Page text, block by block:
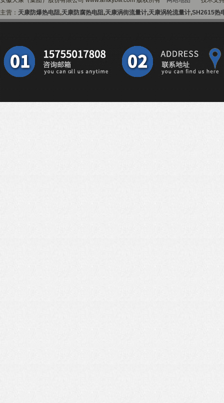
主营： 天康防爆热电阻,天康防腐热电阻,天康涡街流量计,天康涡轮流量计,SH2615热